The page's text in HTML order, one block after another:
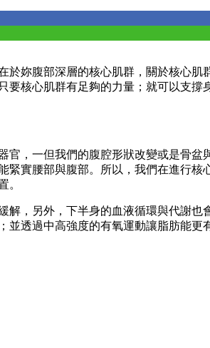
妳腹部深層的核心肌群，關於核心肌
要核心肌群有足夠的力量；就可以支撐
，一但我們的腹腔形狀改變或是骨盆
緊實腰部與腹部。所以，我們在進行核
。
解，另外，下半身的血液循環與代謝也
透過中高強度的有氧運動讓脂肪能更